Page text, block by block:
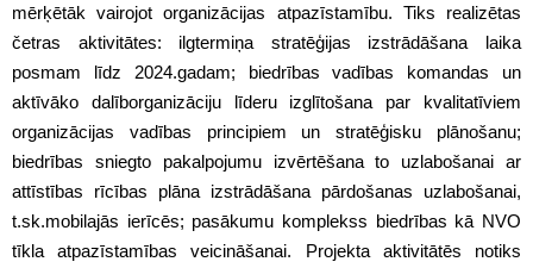
mērķētāk vairojot organizācijas atpazīstamību. Tiks realizētas
četras aktivitātes: ilgtermiņa stratēģijas izstrādāšana laika
posmam līdz 2024.gadam; biedrības vadības komandas un
aktīvāko dalīborganizāciju līderu izglītošana par kvalitatīviem
organizācijas vadības principiem un stratēģisku plānošanu;
biedrības sniegto pakalpojumu izvērtēšana to uzlabošanai ar
attīstības rīcības plāna izstrādāšana pārdošanas uzlabošanai,
t.sk.mobilajās ierīcēs; pasākumu komplekss biedrības kā NVO
tīkla atpazīstamības veicināšanai. Projekta aktivitātēs notiks